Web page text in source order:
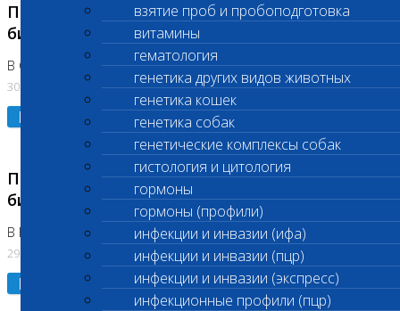
взятие проб и пробоподготовка
витамины
гематология
генетика других видов животных
генетика кошек
генетика собак
генетические комплексы собак
гистология и цитология
гормоны
гормоны (профили)
инфекции и инвазии (ифа)
инфекции и инвазии (пцр)
инфекции и инвазии (экспресс)
инфекционные профили (пцр)
Приостановлено выполнение срочных
биохимических исследований
В Сколково. Код (123,309,310)
30.07.2026
Подробнее
Приостановлено выполнение срочных
биохимических исследований
В Бутово 29.07.26
29.07.2026
Подробнее